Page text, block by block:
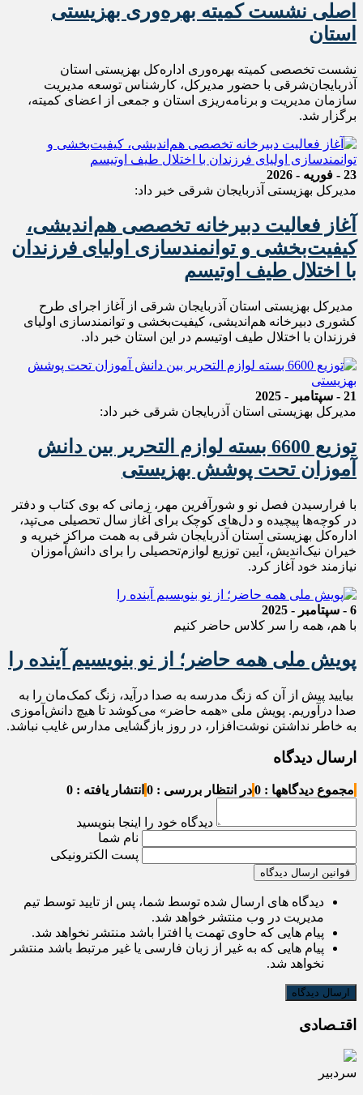
اصلی نشست کمیته بهره‌وری بهزیستی
استان
نشست تخصصی کمیته بهره‌وری اداره‌کل بهزیستی استان
آذربایجان‌شرقی با حضور مدیرکل، کارشناس توسعه مدیریت
سازمان مدیریت و برنامه‌ریزی استان و جمعی از اعضای کمیته،
برگزار شد.
23 - فوریه - 2026
مدیرکل بهزیستی آذربایجان شرقی خبر داد:
آغاز فعالیت دبیرخانه تخصصی هم‌اندیشی،
کیفیت‌بخشی و توانمندسازی اولیای فرزندان
با اختلال طیف اوتیسم
مدیرکل بهزیستی استان آذربایجان شرقی از آغاز اجرای طرح
کشوری دبیرخانه هم‌اندیشی، کیفیت‌بخشی و توانمندسازی اولیای
فرزندان با اختلال طیف اوتیسم در این استان خبر داد.
21 - سپتامبر - 2025
مدیرکل بهزیستی استان آذربایجان شرقی خبر داد:
توزیع 6600 بسته لوازم التحریر بین دانش
آموزان تحت پوشش بهزیستی
با فرارسیدن فصل نو و شورآفرین مهر، زمانی که بوی کتاب و دفتر
در کوچه‌ها پیچیده و دل‌های کوچک برای آغاز سال تحصیلی می‌تپد،
اداره‌کل بهزیستی استان آذربایجان شرقی به همت مراکز خیریه و
خیران نیک‌اندیش، آیین توزیع لوازم‌تحصیلی را برای دانش‌آموزان
نیازمند خود آغاز کرد.
6 - سپتامبر - 2025
با هم، همه را سر کلاس حاضر کنیم
پویش ملی همه حاضر؛ از نو بنویسیم آینده را
بیایید پیش از آن که زنگ مدرسه به صدا درآید، زنگ کمک‌مان را به
صدا درآوریم. پویش ملی «همه حاضر» می‌کوشد تا هیچ دانش‌آموزی
به خاطر نداشتن نوشت‌افزار، در روز بازگشایی مدارس غایب نباشد.
ارسال دیدگاه
مجموع دیدگاهها : 0 در انتظار بررسی : 0 انتشار یافته : 0
دیدگاه خود را اینجا بنویسید
نام شما
پست الکترونیکی
قوانین ارسال دیدگاه
دیدگاه های ارسال شده توسط شما، پس از تایید توسط تیم
مدیریت در وب منتشر خواهد شد.
پیام هایی که حاوی تهمت یا افترا باشد منتشر نخواهد شد.
پیام هایی که به غیر از زبان فارسی یا غیر مرتبط باشد منتشر
نخواهد شد.
اقتـصادی
سردبیر